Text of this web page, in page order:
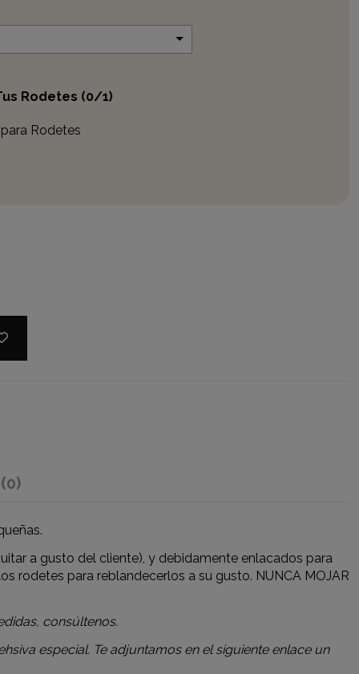
Rodetes (0/1)
Rodetes
(0)
a gusto del cliente), y debidamente enlacados para
rodetes para reblandecerlos a su gusto. NUNCA MOJAR
consúltenos.
especial. Te adjuntamos en el siguiente enlace un